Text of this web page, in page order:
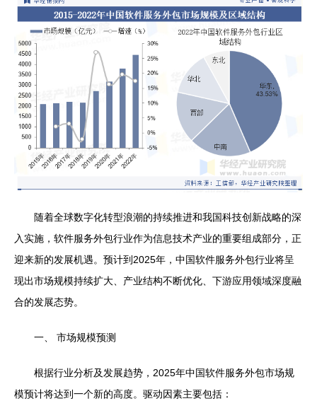
随着全球数字化转型浪潮的持续推进和我国科技创新战略的深
入实施，软件服务外包行业作为信息技术产业的重要组成部分，正
迎来新的发展机遇。预计到2025年，中国软件服务外包行业将呈
现出市场规模持续扩大、产业结构不断优化、下游应用领域深度融
合的发展态势。
一、 市场规模预测
根据行业分析及发展趋势，2025年中国软件服务外包市场规
模预计将达到一个新的高度。驱动因素主要包括：